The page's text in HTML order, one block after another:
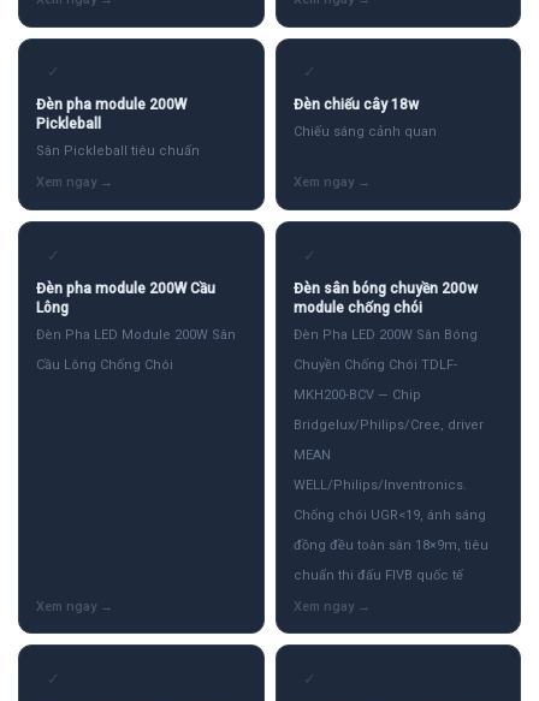
✓
Đèn pha module 200W
Pickleball
Sân Pickleball tiêu chuẩn
✓
Đèn chiếu cây 18w
Chiếu sáng cảnh quan
✓
Đèn pha module 200W Cầu
Lông
Đèn Pha LED Module 200W Sân
Cầu Lông Chống Chói
✓
Đèn sân bóng chuyền 200w
module chống chói
Đèn Pha LED 200W Sân Bóng
Chuyền Chống Chói TDLF-
MKH200-BCV — Chip
Bridgelux/Philips/Cree, driver
MEAN
WELL/Philips/Inventronics.
Chống chói UGR<19, ánh sáng
đồng đều toàn sân 18×9m, tiêu
chuẩn thi đấu FIVB quốc tế
✓ ✓